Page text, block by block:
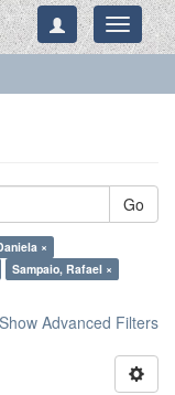
Toggle
Go
×
Sampaio, Rafael ×
Show Advanced Filters